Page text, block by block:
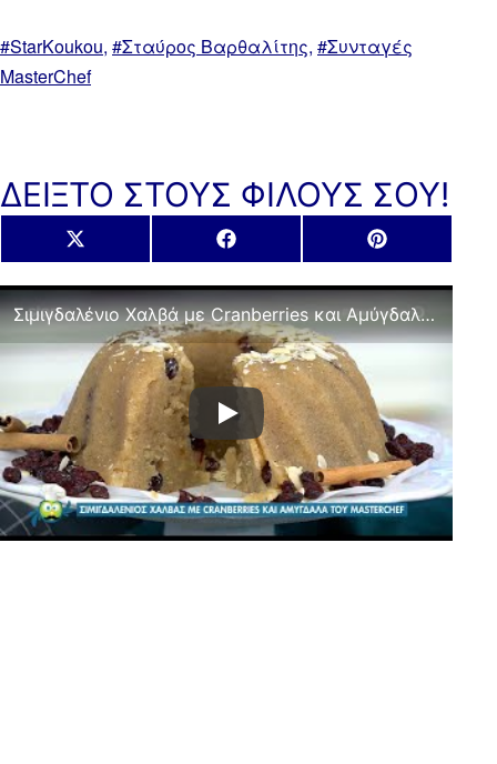
Με
ετικέτα:
StarKoukou, Σταύρος Βαρθαλίτης,
Συνταγές
MasterChef
ΔΕΙΞΤΟ ΣΤΟΥΣ ΦΙΛΟΥΣ ΣΟΥ!
Share
on
X
(Twitter)
Share
on
Facebook
Share
on
Pinterest
Σιμιγδαλένιο Χαλβά με Cranberries και Αμύγδαλα του MasterChef | 16.10.2020